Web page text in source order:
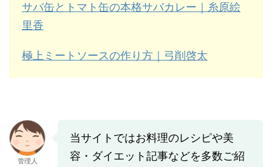
サバ缶とトマト缶の本格サバカレー｜糸原絵
里香
極上ミートソースの作り方｜弓削啓太
管理人
当サイトではお料理のレシピや美
容・ダイエット記事などを多数ご紹